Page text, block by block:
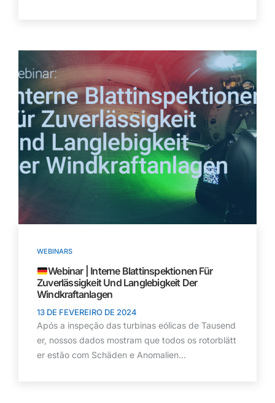
WEBINARS
Webinar | Interne Blattinspektionen Für
Zuverlässigkeit Und Langlebigkeit Der
Windkraftanlagen
13 DE FEVEREIRO DE 2024
Após a inspeção das turbinas eólicas de Tausend
er, nossos dados mostram que todos os rotorblätt
er estão com Schäden e Anomalien...